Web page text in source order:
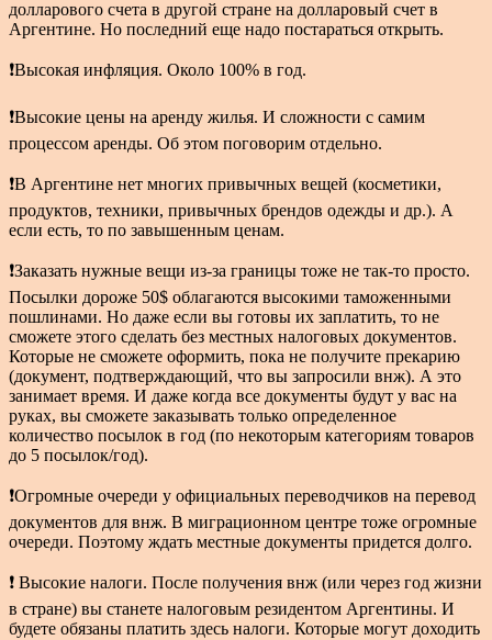
долларового счета в другой стране на долларовый счет в
Аргентине. Но последний еще надо постараться открыть.
❗Высокая инфляция. Около 100% в год.
❗Высокие цены на аренду жилья. И сложности с самим
процессом аренды. Об этом поговорим отдельно.
❗В Аргентине нет многих привычных вещей (косметики,
продуктов, техники, привычных брендов одежды и др.). А
если есть, то по завышенным ценам.
❗Заказать нужные вещи из-за границы тоже не так-то просто.
Посылки дороже 50$ облагаются высокими таможенными
пошлинами. Но даже если вы готовы их заплатить, то не
сможете этого сделать без местных налоговых документов.
Которые не сможете оформить, пока не получите прекарию
(документ, подтверждающий, что вы запросили внж). А это
занимает время. И даже когда все документы будут у вас на
руках, вы сможете заказывать только определенное
количество посылок в год (по некоторым категориям товаров
до 5 посылок/год).
❗Огромные очереди у официальных переводчиков на перевод
документов для внж. В миграционном центре тоже огромные
очереди. Поэтому ждать местные документы придется долго.
❗ Высокие налоги. После получения внж (или через год жизни
в стране) вы станете налоговым резидентом Аргентины. И
будете обязаны платить здесь налоги. Которые могут доходить